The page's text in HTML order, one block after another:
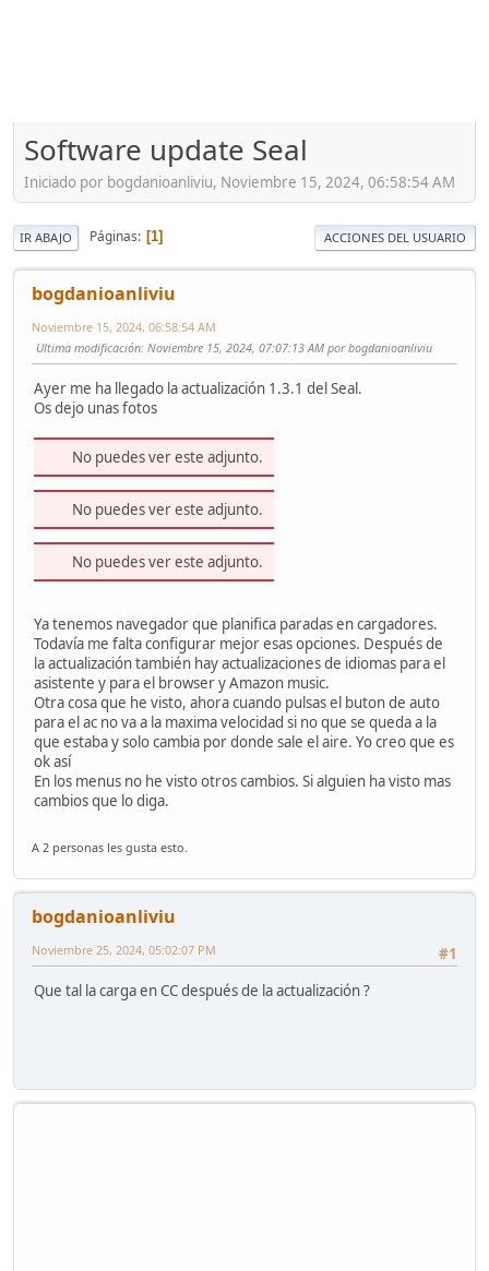
Software update Seal
Iniciado por bogdanioanliviu, Noviembre 15, 2024, 06:58:54 AM
IR ABAJO Páginas 1 ACCIONES DEL USUARIO
bogdanioanliviu
Noviembre 15, 2024, 06:58:54 AM
Ultima modificación: Noviembre 15, 2024, 07:07:13 AM por bogdanioanliviu
Ayer me ha llegado la actualización 1.3.1 del Seal.
Os dejo unas fotos
No puedes ver este adjunto.
No puedes ver este adjunto.
No puedes ver este adjunto.
Ya tenemos navegador que planifica paradas en cargadores.
Todavía me falta configurar mejor esas opciones. Después de
la actualización también hay actualizaciones de idiomas para el
asistente y para el browser y Amazon music.
Otra cosa que he visto, ahora cuando pulsas el buton de auto
para el ac no va a la maxima velocidad si no que se queda a la
que estaba y solo cambia por donde sale el aire. Yo creo que es
ok así
En los menus no he visto otros cambios. Si alguien ha visto mas
cambios que lo diga.
A 2 personas les gusta esto.
bogdanioanliviu
#1
Noviembre 25, 2024, 05:02:07 PM
Que tal la carga en CC después de la actualización ?